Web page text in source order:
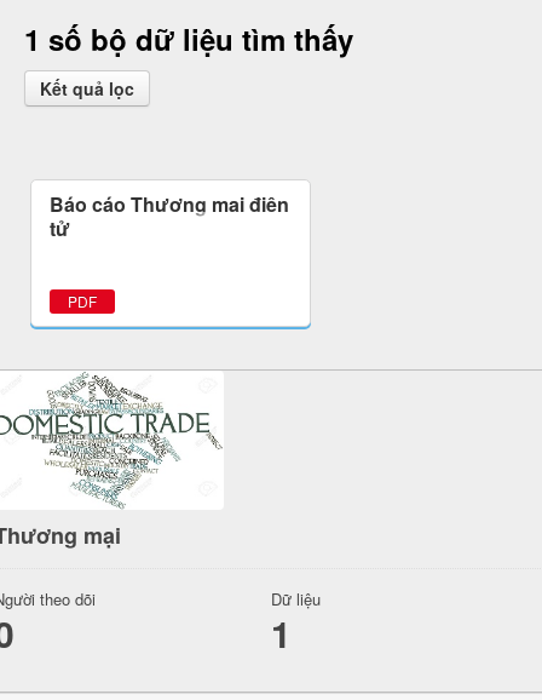
1 số bộ dữ liệu tìm thấy
Kết quả lọc
Báo cáo Thương mại điện
tử
PDF
mại
theo dõi Dữ liệu
1